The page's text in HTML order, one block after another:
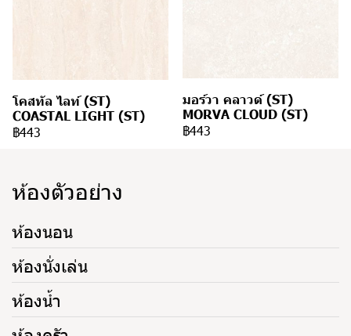
โคสทัล ไลท์ (ST)
COASTAL LIGHT (ST)
฿443
มอร์วา คลาวด์ (ST)
MORVA CLOUD (ST)
฿443
ห้องตัวอย่าง
ห้องนอน
ห้องนั่งเล่น
ห้องน้ำ